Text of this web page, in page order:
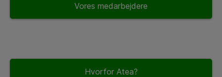
Vores medarbejdere
Hvorfor Atea?